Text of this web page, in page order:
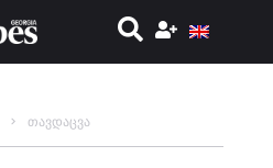
თავდაცვა